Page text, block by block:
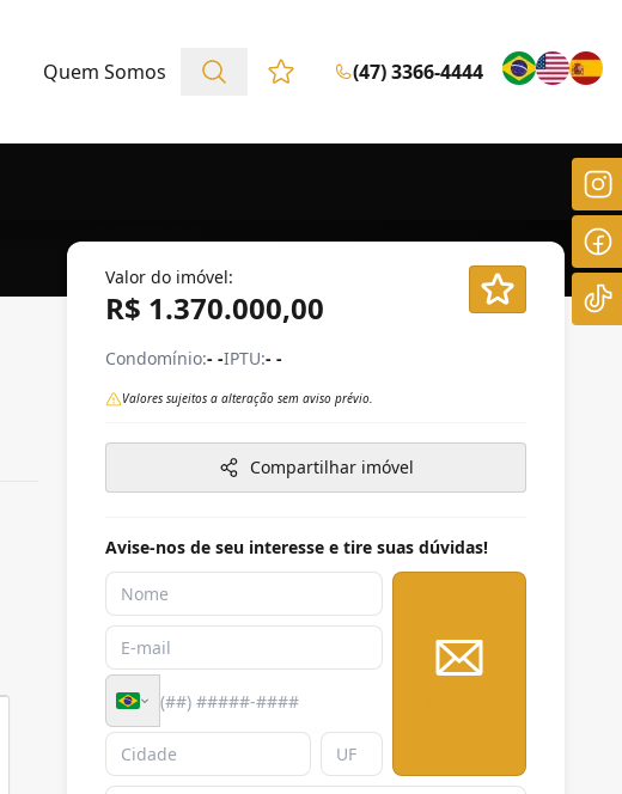
Quem Somos Favoritos (0 itens)
(47) 3366-4444
Valor do imóvel:
R$ 1.370.000,00
Condomínio:- -IPTU:- -
Valores sujeitos a alteração sem aviso prévio.
Compartilhar imóvel
Avise-nos de seu interesse e tire suas dúvidas!